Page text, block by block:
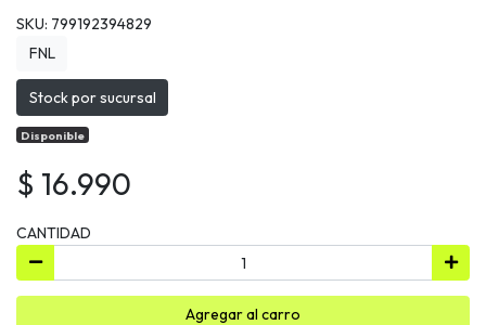
SKU: 799192394829
FNL
Stock por sucursal
Disponible
$ 16.990
CANTIDAD
Agregar al carro